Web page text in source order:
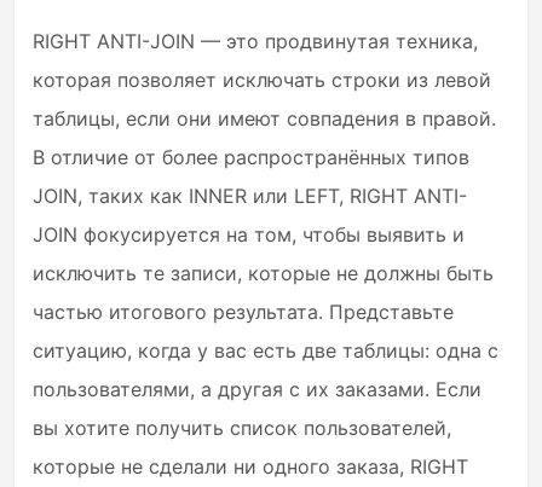
RIGHT ANTI-JOIN — это продвинутая техника,
которая позволяет исключать строки из левой
таблицы, если они имеют совпадения в правой.
В отличие от более распространённых типов
JOIN, таких как INNER или LEFT, RIGHT ANTI-
JOIN фокусируется на том, чтобы выявить и
исключить те записи, которые не должны быть
частью итогового результата. Представьте
ситуацию, когда у вас есть две таблицы: одна с
пользователями, а другая с их заказами. Если
вы хотите получить список пользователей,
которые не сделали ни одного заказа, RIGHT